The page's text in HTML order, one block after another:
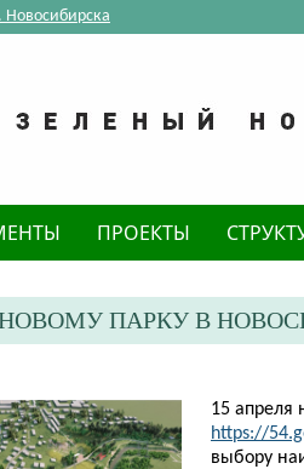
Новосибирска
ПРОЕКТЫ
ПАРКУ В
15 апреля
https://
выбору